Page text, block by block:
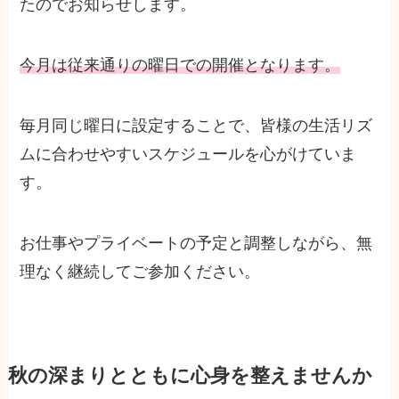
たのでお知らせします。
今月は従来通りの曜日での開催となります。
毎月同じ曜日に設定することで、皆様の生活リズ
ムに合わせやすいスケジュールを心がけていま
す。
お仕事やプライベートの予定と調整しながら、無
理なく継続してご参加ください。
秋の深まりとともに心身を整えませんか